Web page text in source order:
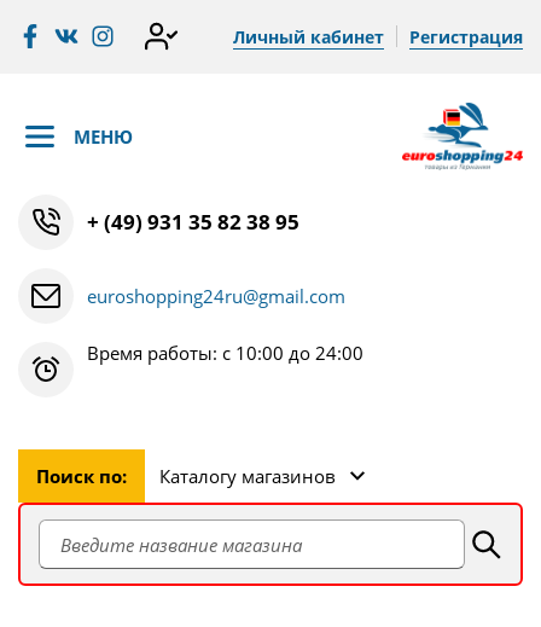
Личный кабинет Регистрация
МЕНЮ
+ (49) 931 35 82 38 95
euroshopping24ru@gmail.com
Время работы: с 10:00 до 24:00
Поиск по: Каталогу магазинов